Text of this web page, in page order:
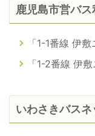
鹿児島市営バ
「1-1番線 伊
「1-2番線 伊
いわさきバス